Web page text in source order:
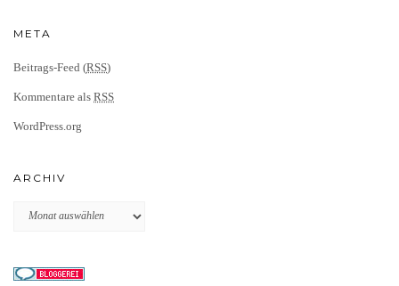
META
Beitrags-Feed (RSS)
Kommentare als RSS
WordPress.org
ARCHIV
Archiv